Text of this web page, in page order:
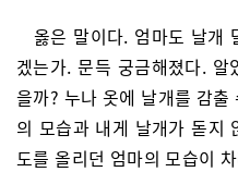
옳은 말이다. 엄마도 날개
겠는가. 문득 궁금해졌다.
을까? 누나 옷에 날개를 감
의 모습과 내게 날개가 돋지
도를 올리던 엄마의 모습이